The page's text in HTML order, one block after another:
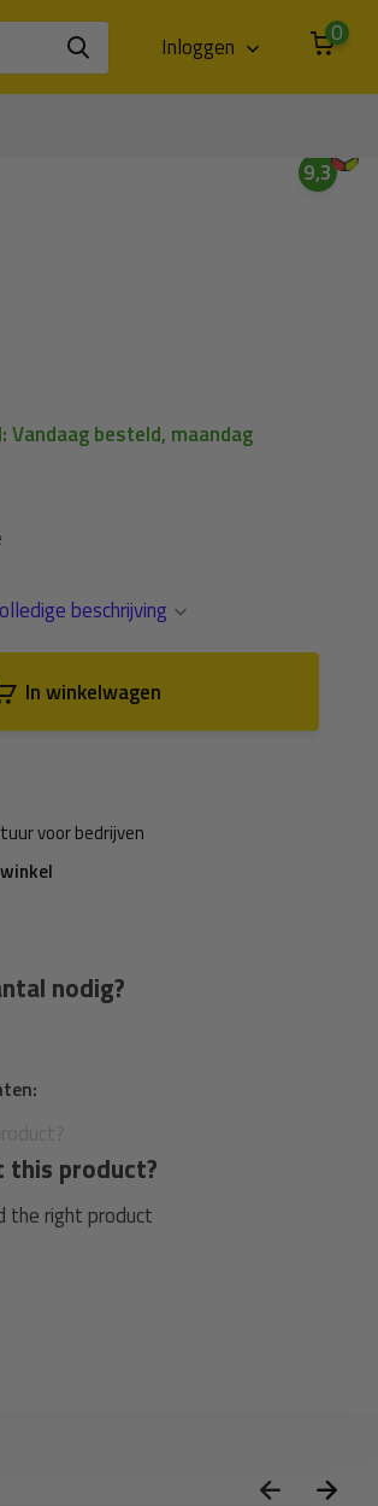
Inloggen 0
9,3
Vandaag besteld, maandag
beschrijving
In winkelwagen
voor bedrijven
nodig?
this product?
the right product